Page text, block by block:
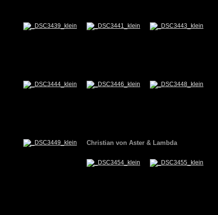
Christian von Aster & Lambda